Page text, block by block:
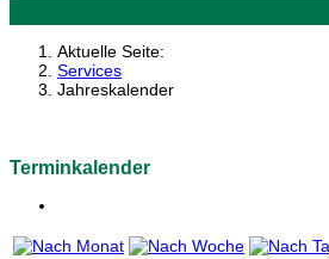
Aktuelle Seite:
Services
Jahreskalender
Terminkalender